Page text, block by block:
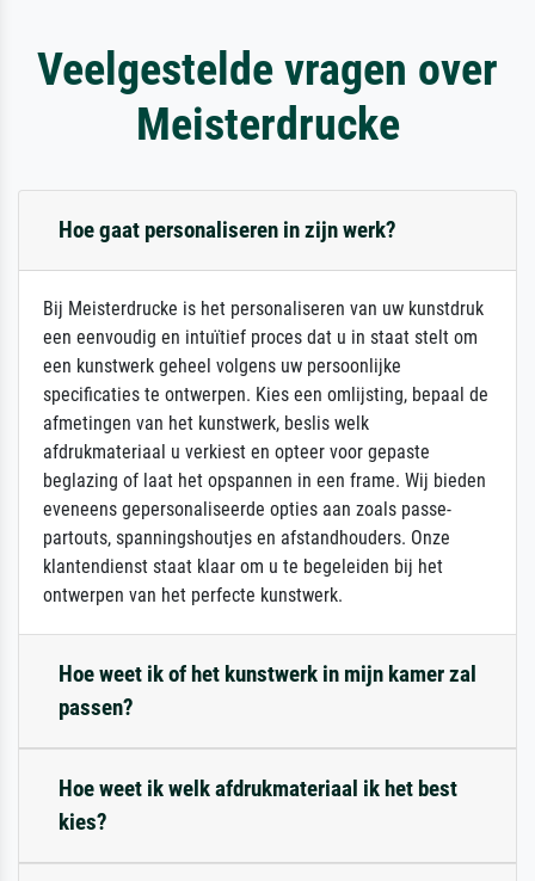
Veelgestelde vragen over
Meisterdrucke
Hoe gaat personaliseren in zijn werk?
Bij Meisterdrucke is het personaliseren van uw kunstdruk
een eenvoudig en intuïtief proces dat u in staat stelt om
een kunstwerk geheel volgens uw persoonlijke
specificaties te ontwerpen. Kies een omlijsting, bepaal de
afmetingen van het kunstwerk, beslis welk
afdrukmateriaal u verkiest en opteer voor gepaste
beglazing of laat het opspannen in een frame. Wij bieden
eveneens gepersonaliseerde opties aan zoals passe-
partouts, spanningshoutjes en afstandhouders. Onze
klantendienst staat klaar om u te begeleiden bij het
ontwerpen van het perfecte kunstwerk.
Hoe weet ik of het kunstwerk in mijn kamer zal
passen?
Hoe weet ik welk afdrukmateriaal ik het best
kies?